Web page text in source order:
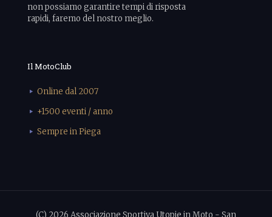
non possiamo garantire tempi di risposta
rapidi, faremo del nostro meglio.
Il MotoClub
Online dal 2007
+1500 eventi / anno
Sempre in Piega